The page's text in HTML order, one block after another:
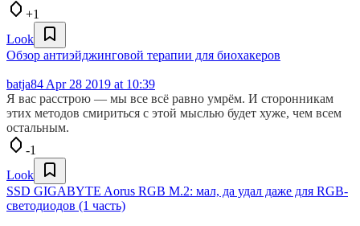
+1
Look
Обзор антиэйджинговой терапии для биохакеров
batja84 Apr 28 2019 at 10:39
Я вас расстрою — мы все всё равно умрём. И сторонникам
этих методов смириться с этой мыслью будет хуже, чем всем
остальным.
-1
Look
SSD GIGABYTE Aorus RGB M.2: мал, да удал даже для RGB-
светодиодов (1 часть)